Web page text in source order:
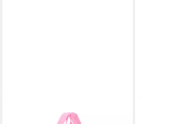
Sporttasche für Kinder /
GABBY'S